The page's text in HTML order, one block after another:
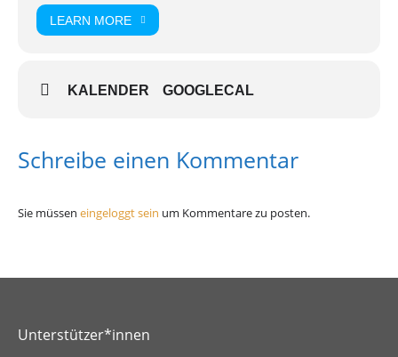
LEARN MORE
KALENDER GOOGLECAL
Schreibe einen Kommentar
Sie müssen eingeloggt sein um Kommentare zu posten.
Unterstützer*innen